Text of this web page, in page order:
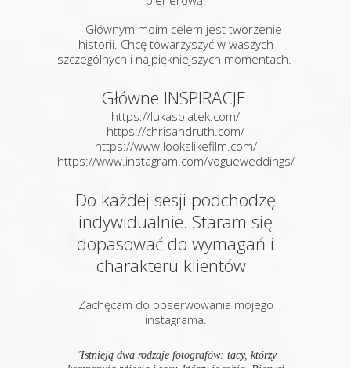
Głównym moim celem jest tworzenie
historii. Chcę towarzyszyć w waszych
szczególnych i najpiękniejszych momentach.
Główne INSPIRACJE:
https://lukaspiatek.com/
https://chrisandruth.com/
https://www.lookslikefilm.com/
https://www.instagram.com/vogueweddings/
Do każdej sesji podchodzę
indywidualnie. Staram się
dopasować do wymagań i
charakteru klientów.
Zachęcam do obserwowania mojego
instagrama.
"Istnieją dwa rodzaje fotografów: tacy, którzy